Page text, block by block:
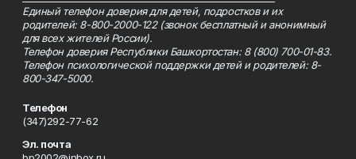
Единый телефон доверия для детей, подростков и их
родителей: 8-800-2000-122 (звонок бесплатный и анонимный
для всех жителей России).
Телефон доверия Республики Башкортостан: 8 (800) 700-01-83.
Телефон психологической поддержки детей и родителей: 8-
800-347-5000.
Телефон
(347)292-77-62
Эл. почта